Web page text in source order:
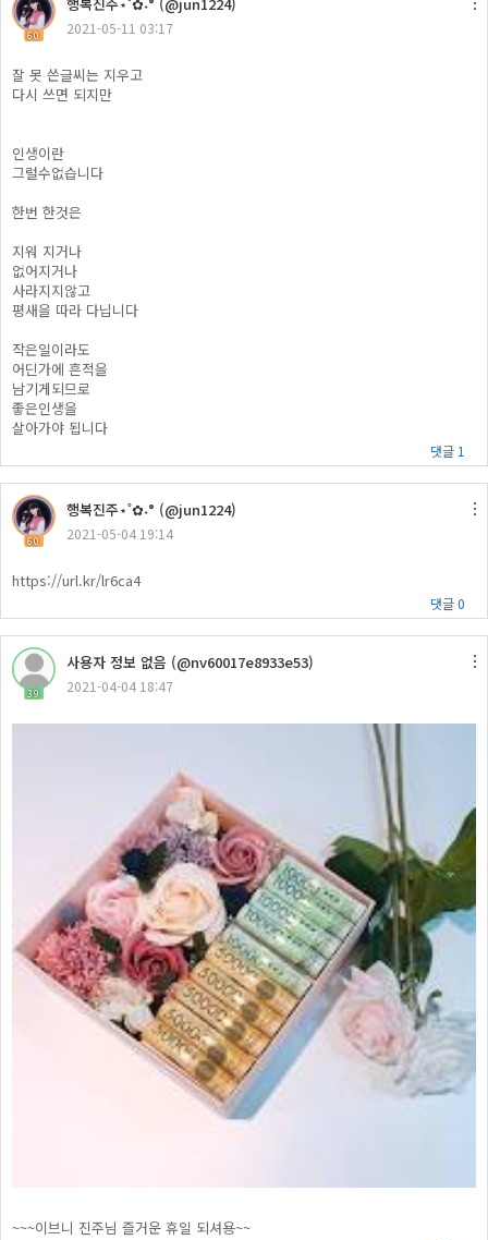
60 2021-05-11 03:17
잘 못 쓴글씨는 지우고
다시 쓰면 되지만
인생이란
그럴수없습니다
한번 한것은
지워 지거나
없어지거나
사라지지않고
평새을 따라 다닙니다
작은일이라도
어딘가에 흔적을
남기게되므로
좋은인생을
살아가야 됩니다
댓글 1
60
행복진주​⋆˚✿˖° (@jun1224)
2021-05-04 19:14
https://url.kr/lr6ca4
댓글 0
39
사용자 정보 없음 (@nv60017e8933e53)
2021-04-04 18:47
~~~이브니 진주님 즐거운 휴일 되셔용~~